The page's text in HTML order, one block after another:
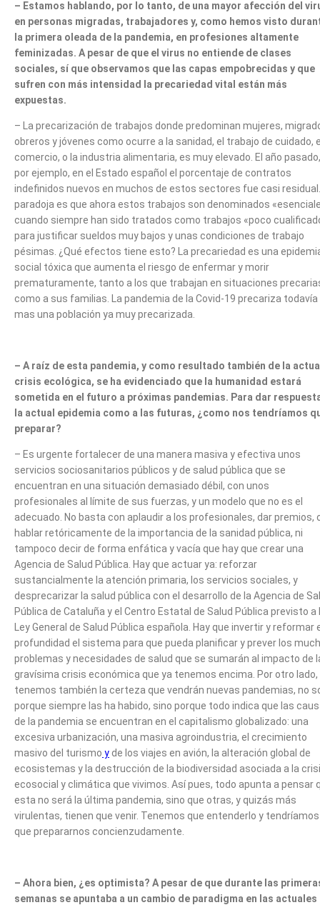
– Estamos hablando, por lo tanto, de una mayor afección del
en personas migradas, trabajadores y, como hemos visto
la primera oleada de la pandemia, en profesiones altamente
feminizadas. A pesar de que el virus no entiende de clases
sociales, sí que observamos que las capas empobrecidas y que
sufren con más intensidad la precariedad vital están más
expuestas.
– La precarización de trabajos donde predominan mujeres,
obreros y jóvenes como ocurre a la sanidad, el trabajo de cuidado,
comercio, o la industria alimentaria, es muy elevado. El año pasado,
por ejemplo, en el Estado español el porcentaje de contratos
indefinidos nuevos en muchos de estos sectores fue casi
paradoja es que ahora estos trabajos son denominados
cuando siempre han sido tratados como trabajos «poco
para justificar sueldos muy bajos y unas condiciones de trabajo
pésimas. ¿Qué efectos tiene esto? La precariedad es una
social tóxica que aumenta el riesgo de enfermar y morir
prematuramente, tanto a los que trabajan en situaciones
como a sus familias. La pandemia de la Covid-19 precariza todavía
mas una población ya muy precarizada.
– A raíz de esta pandemia, y como resultado también de la
crisis ecológica, se ha evidenciado que la humanidad estará
sometida en el futuro a próximas pandemias. Para dar
la actual epidemia como a las futuras, ¿como nos tendríamos
preparar?
– Es urgente fortalecer de una manera masiva y efectiva unos
servicios sociosanitarios públicos y de salud pública que se
encuentran en una situación demasiado débil, con unos
profesionales al límite de sus fuerzas, y un modelo que no es el
adecuado. No basta con aplaudir a los profesionales, dar premios,
hablar retóricamente de la importancia de la sanidad pública, ni
tampoco decir de forma enfática y vacía que hay que crear una
Agencia de Salud Pública. Hay que actuar ya: reforzar
sustancialmente la atención primaria, los servicios sociales, y
desprecarizar la salud pública con el desarrollo de la Agencia de
Pública de Cataluña y el Centro Estatal de Salud Pública previsto a
Ley General de Salud Pública española. Hay que invertir y reformar
profundidad el sistema para que pueda planificar y prever los
problemas y necesidades de salud que se sumarán al impacto de
gravísima crisis económica que ya tenemos encima. Por otro lado,
tenemos también la certeza que vendrán nuevas pandemias, no
porque siempre las ha habido, sino porque todo indica que las
de la pandemia se encuentran en el capitalismo globalizado: una
excesiva urbanización, una masiva agroindustria, el crecimiento
masivo del turismo y de los viajes en avión, la alteración global de
ecosistemas y la destrucción de la biodiversidad asociada a la
ecosocial y climática que vivimos. Así pues, todo apunta a pensar
esta no será la última pandemia, sino que otras, y quizás más
virulentas, tienen que venir. Tenemos que entenderlo y tendríamos
que prepararnos concienzudamente.
– Ahora bien, ¿es optimista? A pesar de que durante las
semanas se apuntaba a un cambio de paradigma en las actuales